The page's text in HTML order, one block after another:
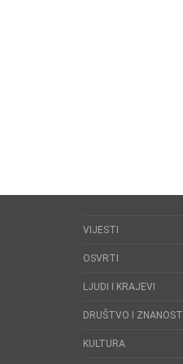
VIJESTI
OSVRTI
LJUDI I KRAJEVI
DRUŠTVO I ZNANOST
KULTURA